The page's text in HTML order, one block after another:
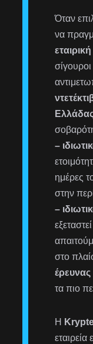
Όταν
να
–
ημέρες
στην
–
στο
έρευνας
τα πιο
Η